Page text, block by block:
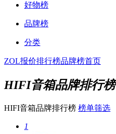
好物榜
品牌榜
分类
ZOL报价排行榜品牌榜首页
HIFI音箱品牌排行榜
HIFI音箱品牌排行榜 榜单筛选
1